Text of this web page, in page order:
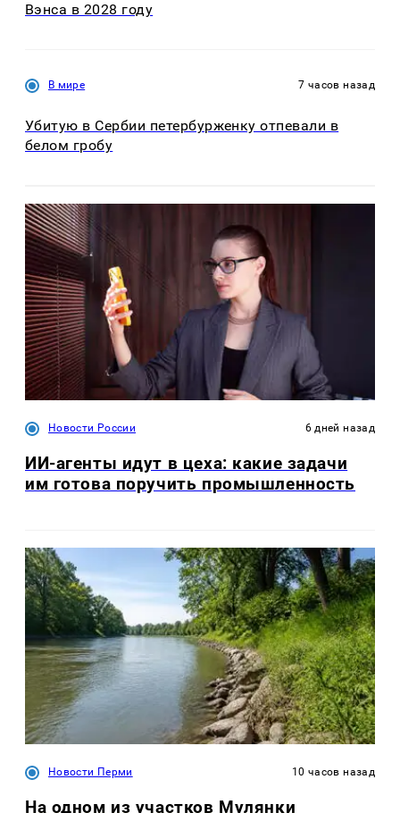
Вэнса в 2028 году
В мире 7 часов назад
Убитую в Сербии петербурженку отпевали в
белом гробу
Новости России 6 дней назад
ИИ-агенты идут в цеха: какие задачи
им готова поручить промышленность
Новости Перми 10 часов назад
На одном из участков Мулянки